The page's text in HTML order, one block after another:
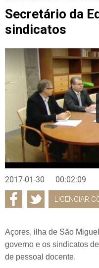
Secretário da
sindicatos
2017-01-30 00:02:09
LICENCIAR
Açores, ilha de São
governo e os sindicatos
de pessoal docente.